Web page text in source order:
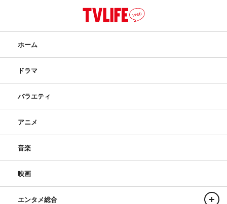
ホーム
ドラマ
バラエティ
アニメ
音楽
映画
エンタメ総合